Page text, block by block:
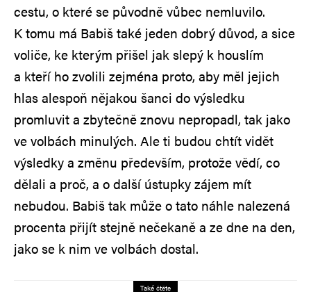
cestu, o které se původně vůbec nemluvilo.
K tomu má Babiš také jeden dobrý důvod, a sice
voliče, ke kterým přišel jak slepý k houslím
a kteří ho zvolili zejména proto, aby měl jejich
hlas alespoň nějakou šanci do výsledku
promluvit a zbytečně znovu nepropadl, tak jako
ve volbách minulých. Ale ti budou chtít vidět
výsledky a změnu především, protože vědí, co
dělali a proč, a o další ústupky zájem mít
nebudou. Babiš tak může o tato náhle nalezená
procenta přijít stejně nečekaně a ze dne na den,
jako se k nim ve volbách dostal.
Také čtěte